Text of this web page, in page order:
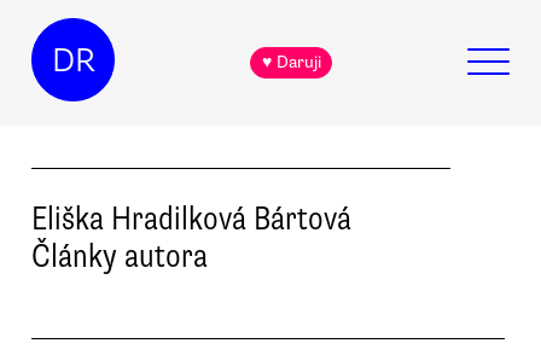
DR ♥ Daruji
Eliška Hradilková Bártová
Články autora